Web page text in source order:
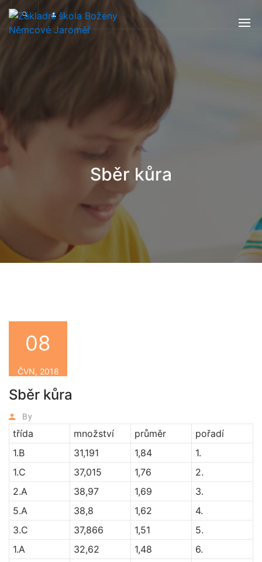
Sběr kůra
Sběr kůra
By
08
ČVN, 2018
třída množství průměr
pořadí
1.B
31,191 1,84
1.
1.C
37,015 1,76
2.
2.A
38,97 1,69
3.
5.A
38,8 1,62
4.
3.C
37,866 1,51
5.
1.A
32,62 1,48
6.